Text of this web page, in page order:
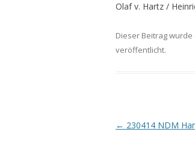
Olaf v. Hartz /
Dieser Beitrag wurde
veröffentlicht.
Beitrags-
← 230414 NDM